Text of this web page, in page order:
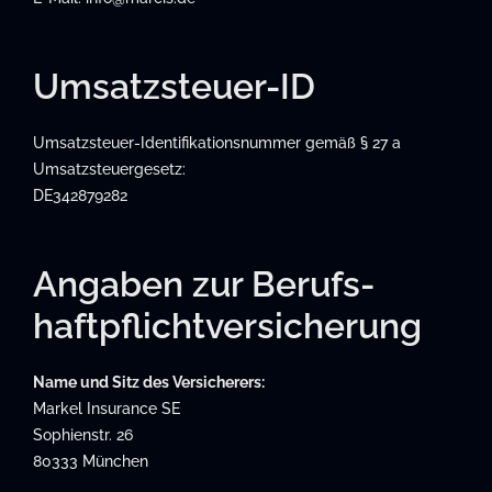
Umsatzsteuer-ID
Umsatzsteuer-Identifikationsnummer gemäß § 27 a
Umsatzsteuergesetz:
DE342879282
Angaben zur Berufs­
haftpflicht­versicherung
Name und Sitz des Versicherers:
Markel Insurance SE
Sophienstr. 26
80333 München